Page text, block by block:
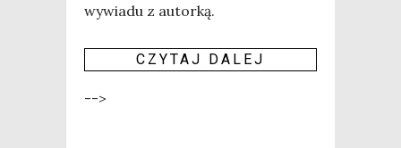
wywia­du z autor­ką.
CZY­TAJ DALEJ
-->